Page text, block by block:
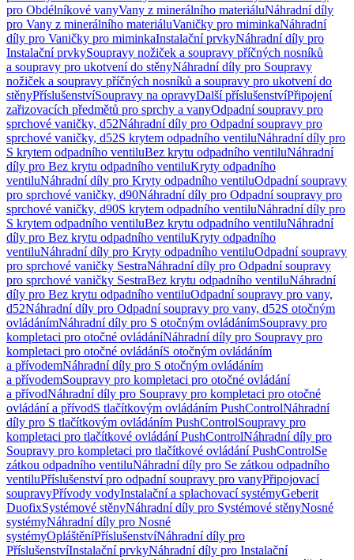
pro Obdélníkové vanyVany z minerálního materiáluNáhradní díly
pro Vany z minerálního materiáluVaničky pro miminkaNáhradní
díly pro Vaničky pro miminkaInstalační prvkyNáhradní díly pro
Instalační prvkySoupravy nožiček a soupravy příčných nosníků
a soupravy pro ukotvení do stěnyNáhradní díly pro Soupravy
nožiček a soupravy příčných nosníků a soupravy pro ukotvení do
stěnyPříslušenstvíSoupravy na opravyDalší příslušenstvíPřipojení
zařizovacích předmětů pro sprchy a vanyOdpadní soupravy pro
sprchové vaničky, d52Náhradní díly pro Odpadní soupravy pro
sprchové vaničky, d52S krytem odpadního ventiluNáhradní díly pro
S krytem odpadního ventiluBez krytu odpadního ventiluNáhradní
díly pro Bez krytu odpadního ventiluKryty odpadního
ventiluNáhradní díly pro Kryty odpadního ventiluOdpadní soupravy
pro sprchové vaničky, d90Náhradní díly pro Odpadní soupravy pro
sprchové vaničky, d90S krytem odpadního ventiluNáhradní díly pro
S krytem odpadního ventiluBez krytu odpadního ventiluNáhradní
díly pro Bez krytu odpadního ventiluKryty odpadního
ventiluNáhradní díly pro Kryty odpadního ventiluOdpadní soupravy
pro sprchové vaničky SestraNáhradní díly pro Odpadní soupravy
pro sprchové vaničky SestraBez krytu odpadního ventiluNáhradní
díly pro Bez krytu odpadního ventiluOdpadní soupravy pro vany,
d52Náhradní díly pro Odpadní soupravy pro vany, d52S otočným
ovládánímNáhradní díly pro S otočným ovládánímSoupravy pro
kompletaci pro otočné ovládáníNáhradní díly pro Soupravy pro
kompletaci pro otočné ovládáníS otočným ovládáním
a přívodemNáhradní díly pro S otočným ovládáním
a přívodemSoupravy pro kompletaci pro otočné ovládání
a přívodNáhradní díly pro Soupravy pro kompletaci pro otočné
ovládání a přívodS tlačítkovým ovládáním PushControlNáhradní
díly pro S tlačítkovým ovládáním PushControlSoupravy pro
kompletaci pro tlačítkové ovládání PushControlNáhradní díly pro
Soupravy pro kompletaci pro tlačítkové ovládání PushControlSe
zátkou odpadního ventiluNáhradní díly pro Se zátkou odpadního
ventiluPříslušenství pro odpadní soupravy pro vanyPřipojovací
soupravyPřívody vodyInstalační a splachovací systémyGeberit
DuofixSystémové stěnyNáhradní díly pro Systémové stěnyNosné
systémyNáhradní díly pro Nosné
systémyOpláštěníPříslušenstvíNáhradní díly pro
PříslušenstvíInstalační prvkyNáhradní díly pro Instalační